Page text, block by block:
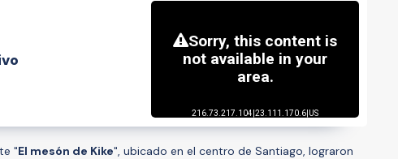
"El mesón de Kike", ubicado en el centro de Santiago, lograron